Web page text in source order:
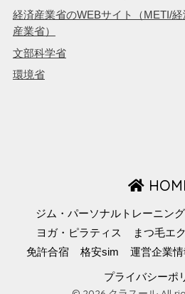
経済産業省のWEBサイト（METI/
産業省）
文部科学省
環境省
ジム・パーソナルトレーニング
ヨガ・ピラティス
まつ毛エ
免許合宿
格安sim 運営企業情
プライバシーポ